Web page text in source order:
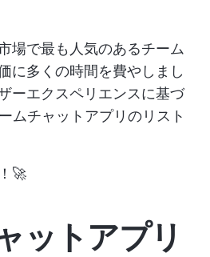
場で最も人気のあるチーム
に多くの時間を費やしまし
ーエクスペリエンスに基づ
ムチャットアプリのリスト
🚀
ットアプリ